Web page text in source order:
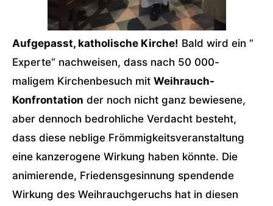
Aufgepasst, katholische Kirche! Bald wird ein “
Experte“ nachweisen, dass nach 50 000-
maligem Kirchenbesuch mit Weihrauch-
Konfrontation der noch nicht ganz bewiesene,
aber dennoch bedrohliche Verdacht besteht,
dass diese neblige Frömmigkeitsveranstaltung
eine kanzerogene Wirkung haben könnte. Die
animierende, Friedensgesinnung spendende
Wirkung des Weihrauchgeruchs hat in diesen